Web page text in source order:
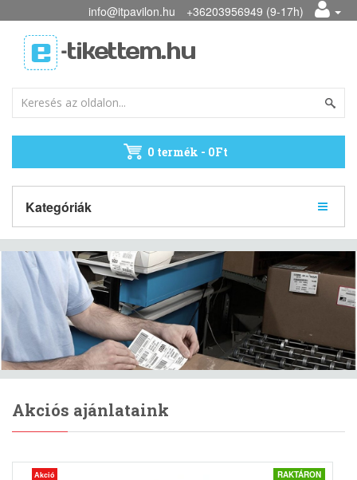
info@itpavilon.hu +36203956949 (9-17h)
0 termék - 0Ft
Kategóriák
Akciós ajánlataink
Akció RAKTÁRON